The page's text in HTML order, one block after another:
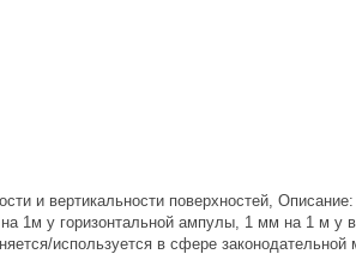
и вертикальности поверхностей,
1м у горизонтальной ампулы, 1 мм на 1 м
используется в сфере законодательной